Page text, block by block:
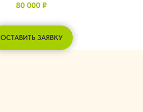
80 000 ₽
ОСТАВИТЬ ЗАЯВКУ